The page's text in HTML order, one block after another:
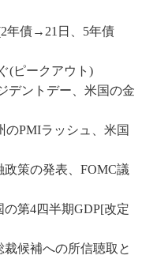
年債→21日、5年債
(ピークアウト)
デントデー、米国の金
PMIラッシュ、米国
策の発表、FOMC議
第4四半期GDP[改定
候補への所信聴取と